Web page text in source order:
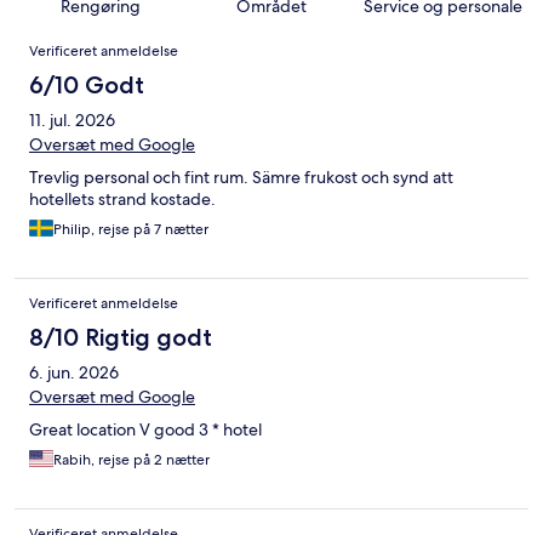
Rengøring Området Service og personale
Anmeldelser
Verificeret anmeldelse
6/10 Godt
11. jul. 2026
Oversæt med Google
Trevlig personal och fint rum. Sämre frukost och synd att
hotellets strand kostade.
Philip, rejse på 7 nætter
Verificeret anmeldelse
8/10 Rigtig godt
6. jun. 2026
Oversæt med Google
Great location V good 3 * hotel
Rabih, rejse på 2 nætter